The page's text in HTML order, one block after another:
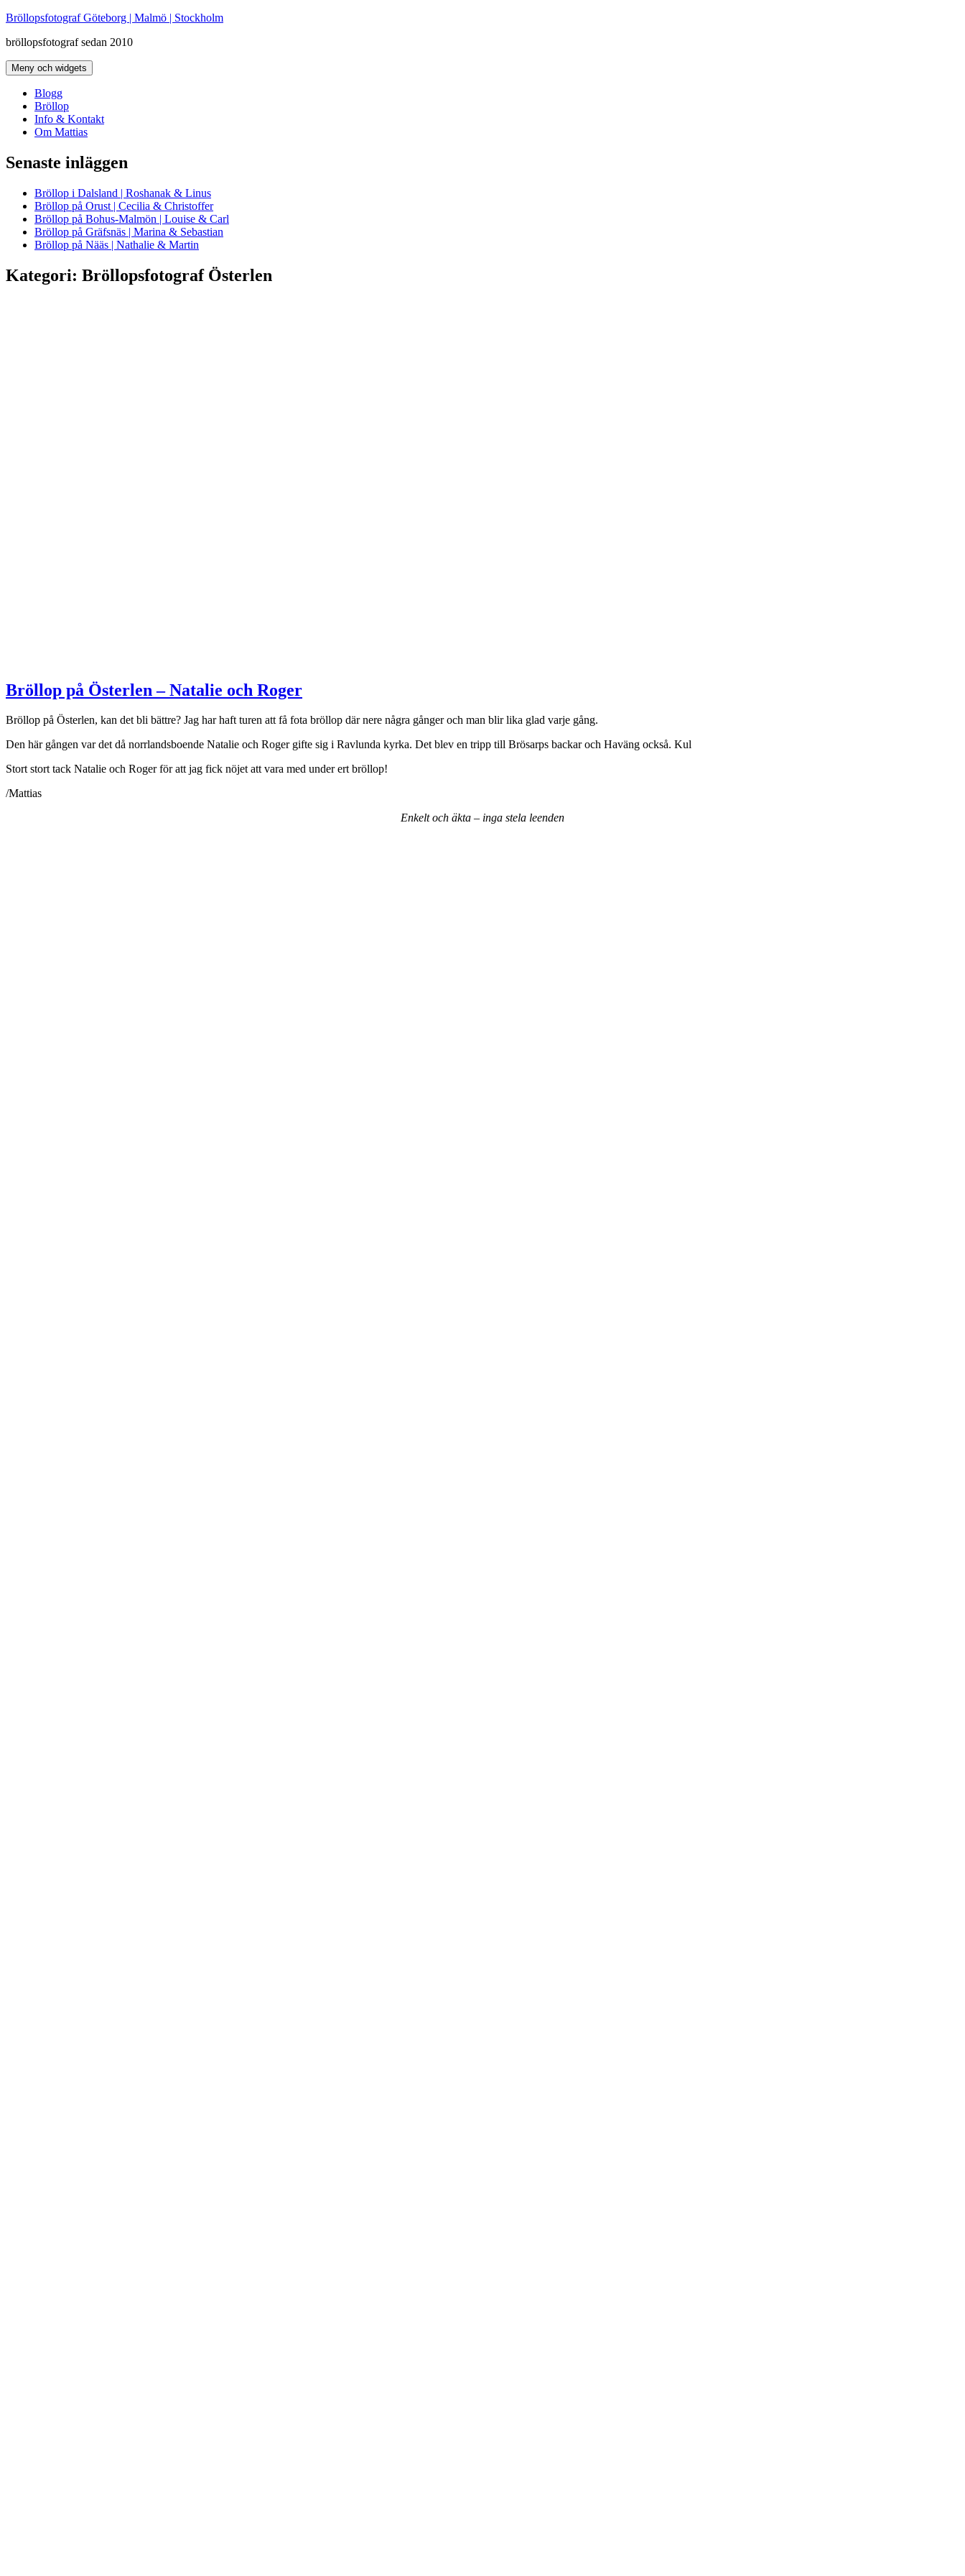
Hoppa
innehåll
Bröllopsfotograf Göteborg | Malmö | Stockholm
bröllopsfotograf sedan 2010
Meny och widgets
Blogg
Bröllop
Info & Kontakt
Om Mattias
Senaste inläggen
Bröllop i Dalsland | Roshanak & Linus
Bröllop på Orust | Cecilia & Christoffer
Bröllop på Bohus-Malmön | Louise & Carl
Bröllop på Gräfsnäs | Marina & Sebastian
Bröllop på Nääs | Nathalie & Martin
Kategori: Bröllopsfotograf Österlen
Bröllop på Österlen – Natalie och Roger
Bröllop på Österlen, kan det bli bättre? Jag har haft turen att få fota bröllop där nere några gånger och man blir lika glad varje gång.
Den här gången var det då norrlandsboende Natalie och Roger gifte sig i Ravlunda kyrka. Det blev en tripp till Brösarps backar och Haväng också. Kul
Stort stort tack Natalie och Roger för att jag fick nöjet att vara med under ert bröllop!
/Mattias
Enkelt och äkta – inga stela leenden